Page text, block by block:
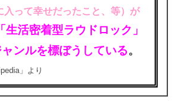
入って幸せだったこと、等）が
「生活密着型ラウドロック」
ンルを標ぼうしている。
」より